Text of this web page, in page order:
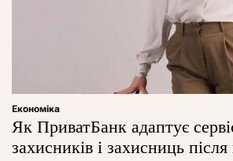
Економіка
Як ПриватБанк адаптує
захисників і захисниць